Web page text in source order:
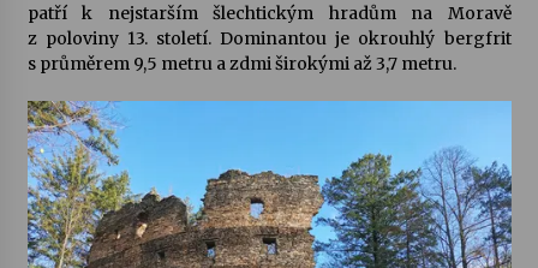
patří k nejstarším šlechtickým hradům na Moravě
z poloviny 13. století. Dominantou je okrouhlý bergfrit
s průměrem 9,5 metru a zdmi širokými až 3,7 metru.